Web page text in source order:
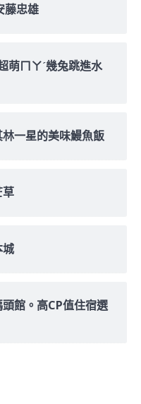
藤忠雄
萌ㄇㄚˊ幾兔跳進水
林一星的美味鰻魚飯
草
城
頭館。高CP值住宿選